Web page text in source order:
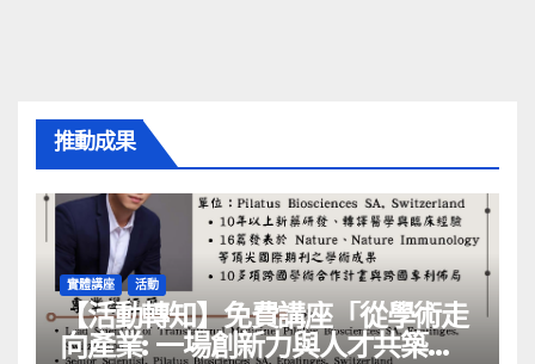
推動成果
實體講座 活動
【活動轉知】免費講座「從學術走
向產業: ⼀場創新力與⼈才共築的